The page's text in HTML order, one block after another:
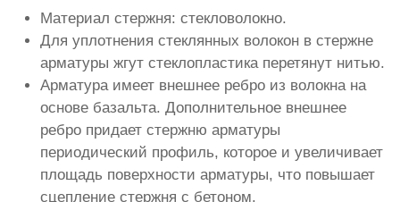
Материал стержня: стекловолокно.
Для уплотнения стеклянных волокон в стержне
арматуры жгут стеклопластика перетянут нитью.
Арматура имеет внешнее ребро из волокна на
основе базальта. Дополнительное внешнее
ребро придает стержню арматуры
периодический профиль, которое и увеличивает
площадь поверхности арматуры, что повышает
сцепление стержня с бетоном.